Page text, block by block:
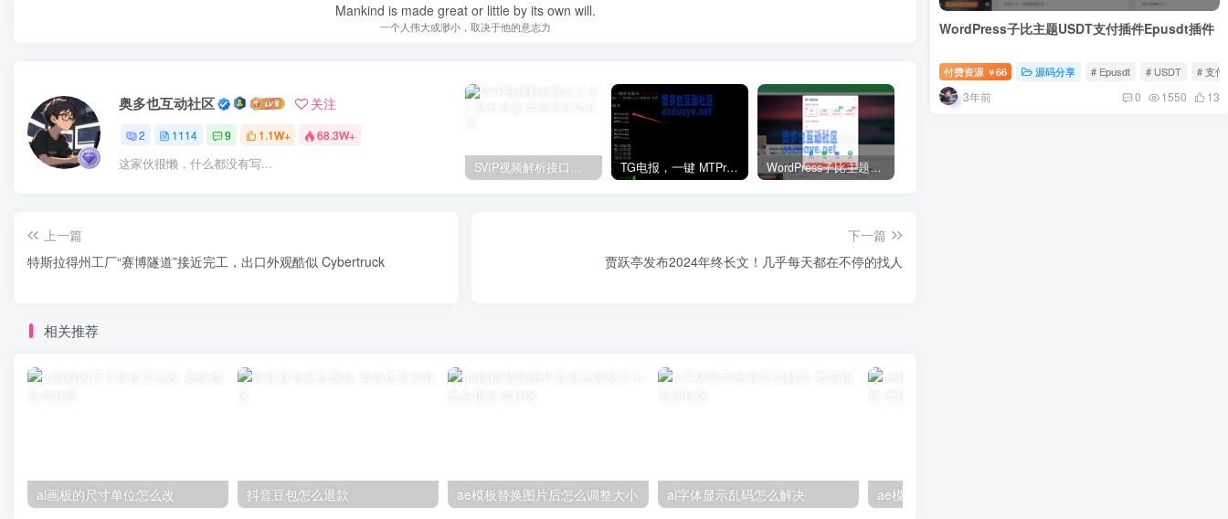
Mankind is made great or little by its own will.
一个人伟大或渺小，取决于他的意志力
奥多也互动社区 关注
2 1114 9 1.1W+ 68.3W+
这家伙很懒，什么都没有写... SVIP视频解析接口大全 – 站长必备 TG电报，一键 MTProxy 网络代理工具脚本 WordPress子比主题USDT支付插件Epusdt插件
上一篇
特斯拉得州工厂“赛博隧道”接近完工，出口外观酷似 Cybertruck
下一篇
贾跃亭发布2024年终长文！几乎每天都在不停的找人
相关推荐
ai画板的尺寸单位怎么改 抖音豆包怎么退款 ae模板替换图片后怎么调整大小 ai字体显示乱码怎么解决
WordPress子比主题USDT支付插件Epusdt插件
付费资源 ￥66 源码分享 # Epusdt # USDT # 支付
3年前 0 1550 13